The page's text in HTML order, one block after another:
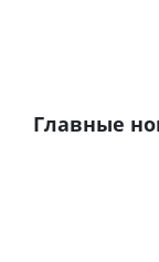
Главные